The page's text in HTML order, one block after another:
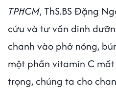
TPHCM, ThS.BS Đặng
cứu và tư vấn dinh
chanh vào phở nóng,
một phần vitamin C
trọng, chúng ta cho